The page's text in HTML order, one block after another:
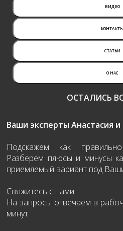
ВИДЕО
КОНТАКТЫ
СТАТЬИ
О НАС
ОСТАЛИСЬ
Ваши эксперты Анастасия
Подскажем как
Разберем плюсы и минусы
приемлемый вариант под
Свяжитесь с нами
На запросы отвечаем в
минут.